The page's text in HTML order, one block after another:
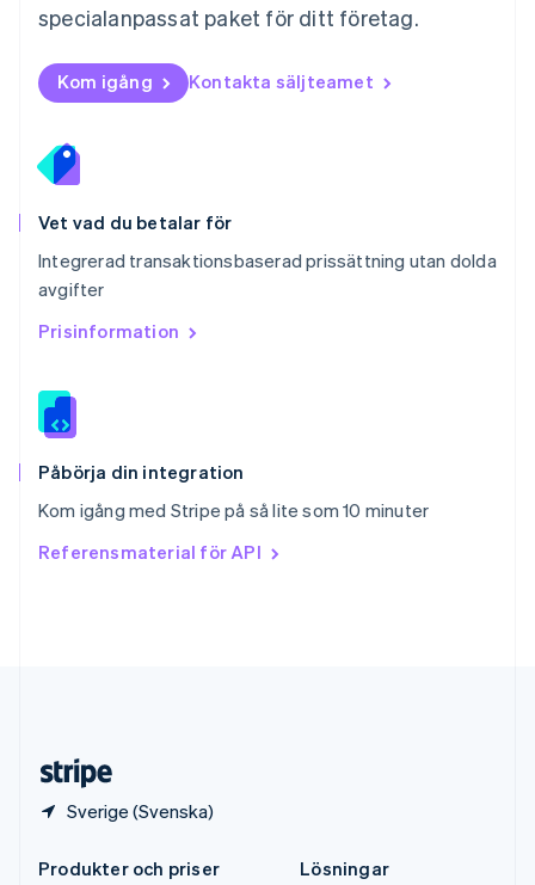
specialanpassat paket för ditt företag.
Kom igång Kontakta säljteamet
Vet vad du betalar för
Integrerad transaktionsbaserad prissättning utan dolda
avgifter
Prisinformation
Påbörja din integration
Kom igång med Stripe på så lite som 10 minuter
Referensmaterial för API
Sverige (Svenska)
English
Português English
Rumänien
Schweiz
Deutsch
English简体中文
English
Slovenien
English Italiano
Storbritannien
Sverige
SvenskaEnglish
ไทยEnglish
English
Produkter och priser
Lösningar